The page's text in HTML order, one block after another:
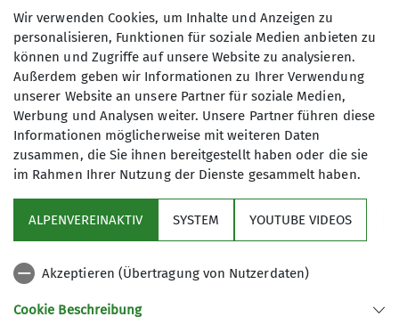
fördert die Gesundheit von Körper,
Geist und Seele. Ähnliches bietet die
Yogapraxis: durch den Fokus auf
Atmung und Empfindungen des
Körpers, sowie den Wechsel von
Anspannung und Entspannung
werden physische und psychische
Kräfte mobilisiert, Stress abgebaut
sowie Entspannungs­ und
Heilungsprozesse in Gang gesetzt.
Details
Beim Tourenleiter Burkhard Rott
Anmeldung bis
06.08.2025
Sektion
Programm
Wir verwenden Cookies, um Inhalte und Anzeigen zu
personalisieren, Funktionen für soziale Medien anbieten zu
können und Zugriffe auf unsere Website zu analysieren.
Außerdem geben wir Informationen zu Ihrer Verwendung
unserer Website an unsere Partner für soziale Medien,
Werbung und Analysen weiter. Unsere Partner führen diese
Informationen möglicherweise mit weiteren Daten
zusammen, die Sie ihnen bereitgestellt haben oder die sie
im Rahmen Ihrer Nutzung der Dienste gesammelt haben.
ALPENVEREINAKTIV SYSTEM YOUTUBE VIDEOS
Akzeptieren (Übertragung von Nutzerdaten)
Cookie Beschreibung